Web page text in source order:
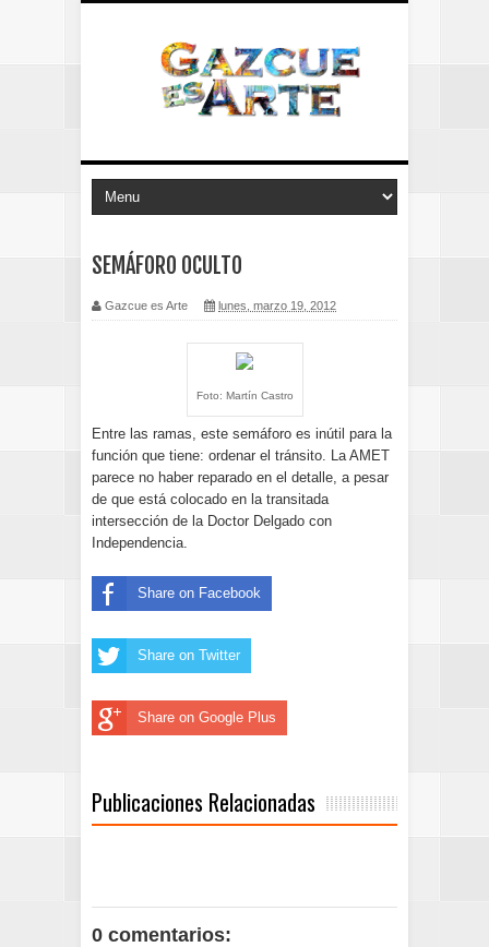
SEMÁFORO OCULTO
Gazcue es Arte lunes, marzo 19, 2012
Foto: Martín Castro
Entre las ramas, este semáforo es inútil para la
función que tiene: ordenar el tránsito. La AMET
parece no haber reparado en el detalle, a pesar
de que está colocado en la transitada
intersección de la Doctor Delgado con
Independencia.
Share on Facebook
Share on Twitter
Share on Google Plus
Publicaciones Relacionadas
0 comentarios: